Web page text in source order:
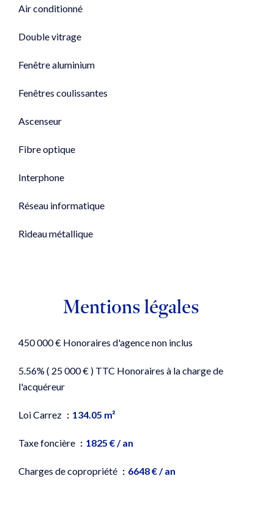
Air conditionné
Double vitrage
Fenêtre aluminium
Fenêtres coulissantes
Ascenseur
Fibre optique
Interphone
Réseau informatique
Rideau métallique
Mentions légales
450 000 € Honoraires d'agence non inclus
5.56% ( 25 000 € ) TTC Honoraires à la charge de
l'acquéreur
Loi Carrez 134.05 m²
Taxe foncière 1825 € / an
Charges de copropriété 6648 € / an